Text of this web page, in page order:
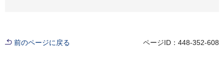
前のページに戻る ページID：448-352-608